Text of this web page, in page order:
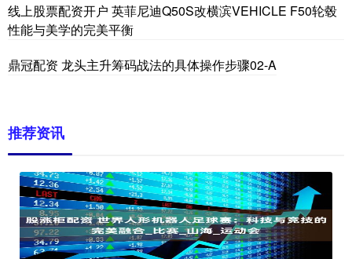
线上股票配资开户 英菲尼迪Q50S改横滨VEHICLE F50轮毂
性能与美学的完美平衡
鼎冠配资 龙头主升筹码战法的具体操作步骤02-A
推荐资讯